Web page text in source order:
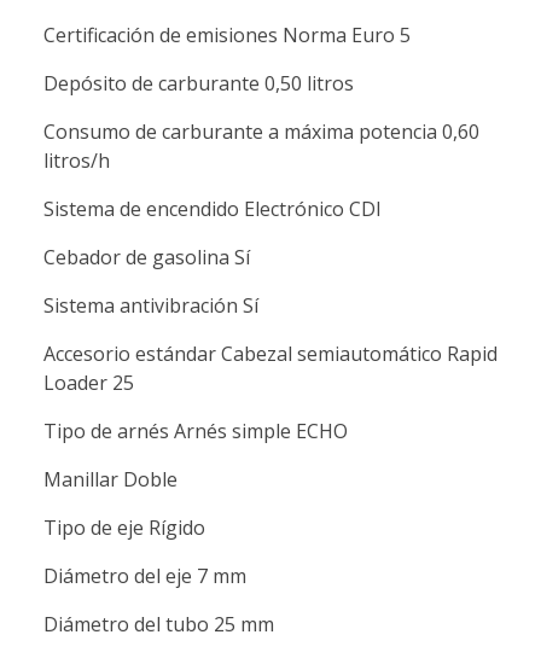
Certificación de emisiones Norma Euro 5
Depósito de carburante 0,50 litros
Consumo de carburante a máxima potencia 0,60
litros/h
Sistema de encendido Electrónico CDI
Cebador de gasolina Sí
Sistema antivibración Sí
Accesorio estándar Cabezal semiautomático Rapid
Loader 25
Tipo de arnés Arnés simple ECHO
Manillar Doble
Tipo de eje Rígido
Diámetro del eje 7 mm
Diámetro del tubo 25 mm